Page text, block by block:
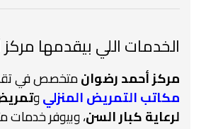
الخدمات اللي بيقدمها
مركز أحمد رضوانمتخصص في
مكاتب التمريض المنزليو
لرعاية كبار السن، وبيوفر